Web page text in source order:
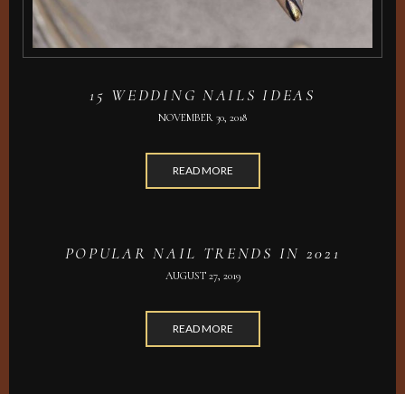
15 WEDDING NAILS IDEAS
NOVEMBER 30, 2018
READ MORE
POPULAR NAIL TRENDS IN 2021
AUGUST 27, 2019
READ MORE